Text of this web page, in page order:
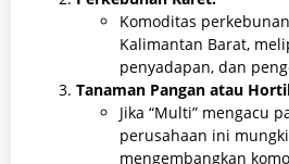
Komoditas
Kalimantan Barat,
penyadapan, dan
Tanaman Pangan atau
Jika “Multi” mengacu
perusahaan ini
mengembangkan